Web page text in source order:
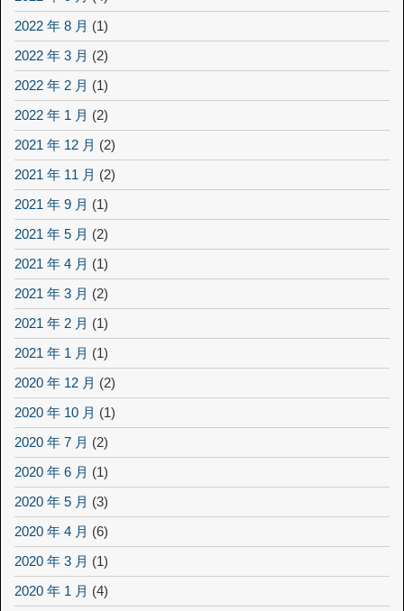
2022 年 8 月 (1)
2022 年 3 月 (2)
2022 年 2 月 (1)
2022 年 1 月 (2)
2021 年 12 月 (2)
2021 年 11 月 (2)
2021 年 9 月 (1)
2021 年 5 月 (2)
2021 年 4 月 (1)
2021 年 3 月 (2)
2021 年 2 月 (1)
2021 年 1 月 (1)
2020 年 12 月 (2)
2020 年 10 月 (1)
2020 年 7 月 (2)
2020 年 6 月 (1)
2020 年 5 月 (3)
2020 年 4 月 (6)
2020 年 3 月 (1)
2020 年 1 月 (4)